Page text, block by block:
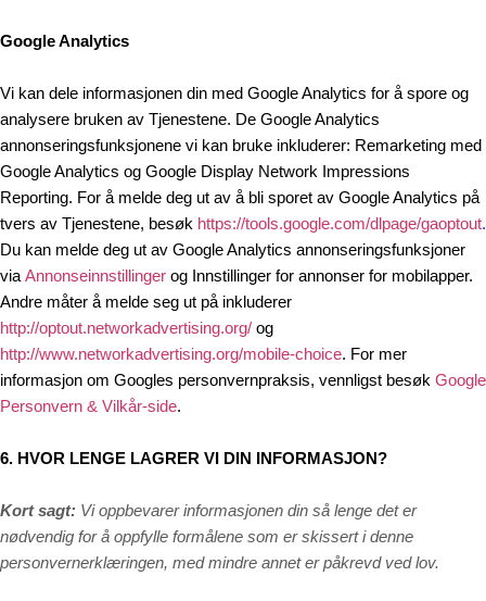
Google Analytics
Vi kan dele informasjonen din med Google Analytics for å spore og
analysere bruken av Tjenestene. De Google Analytics
annonseringsfunksjonene vi kan bruke inkluderer: Remarketing med
Google Analytics og Google Display Network Impressions
Reporting. For å melde deg ut av å bli sporet av Google Analytics på
tvers av Tjenestene, besøk https://tools.google.com/dlpage/gaoptout.
Du kan melde deg ut av Google Analytics annonseringsfunksjoner
via Annonseinnstillinger og Innstillinger for annonser for mobilapper.
Andre måter å melde seg ut på inkluderer
http://optout.networkadvertising.org/ og
http://www.networkadvertising.org/mobile-choice. For mer
informasjon om Googles personvernpraksis, vennligst besøk Google
Personvern & Vilkår-side.
6. HVOR LENGE LAGRER VI DIN INFORMASJON?
Kort sagt: Vi oppbevarer informasjonen din så lenge det er
nødvendig for å oppfylle formålene som er skissert i denne
personvernerklæringen, med mindre annet er påkrevd ved lov.